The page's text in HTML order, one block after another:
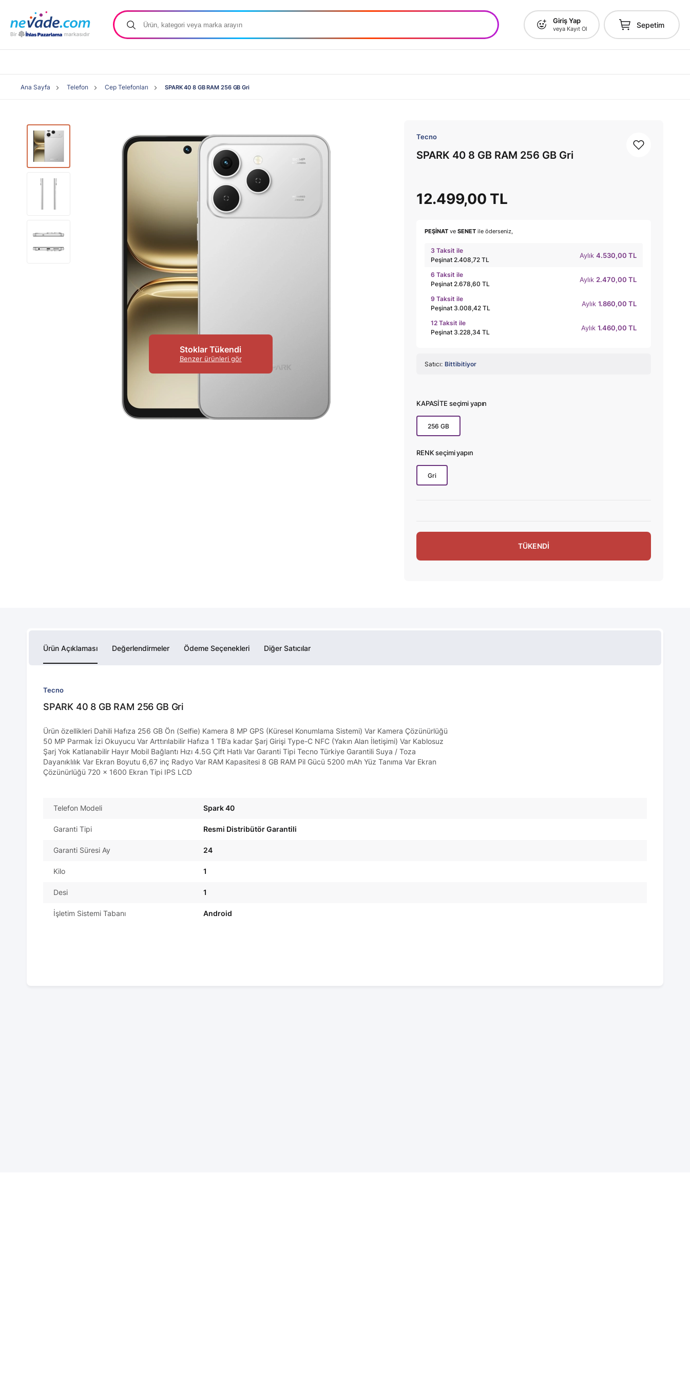
Giriş Yap
veya Kayıt Ol Sepetim
Ana Sayfa Telefon Cep Telefonları SPARK 40 8 GB RAM 256 GB Gri
Stoklar Tükendi
Benzer ürünleri gör
Tecno
SPARK 40 8 GB RAM 256 GB Gri
12.499,00 TL
PEŞİNAT ve SENET ile öderseniz,
3 Taksit ile
Peşinat 2.408,72 TL
Aylık 4.530,00 TL
6 Taksit ile
Peşinat 2.678,60 TL
Aylık 2.470,00 TL
9 Taksit ile
Peşinat 3.008,42 TL
Aylık 1.860,00 TL
12 Taksit ile
Peşinat 3.228,34 TL
Aylık 1.460,00 TL
Satıcı: Bittibitiyor
KAPASİTE seçimi yapın
256 GB
RENK seçimi yapın
Gri
TÜKENDİ
Ürün Açıklaması Değerlendirmeler Ödeme Seçenekleri Diğer Satıcılar
Tecno
SPARK 40 8 GB RAM 256 GB Gri
Ürün özellikleri Dahili Hafıza 256 GB Ön (Selfie) Kamera 8 MP GPS (Küresel Konumlama Sistemi) Var Kamera Çözünürlüğü
50 MP Parmak İzi Okuyucu Var Arttırılabilir Hafıza 1 TB’a kadar Şarj Girişi Type-C NFC (Yakın Alan İletişimi) Var Kablosuz
Şarj Yok Katlanabilir Hayır Mobil Bağlantı Hızı 4.5G Çift Hatlı Var Garanti Tipi Tecno Türkiye Garantili Suya / Toza
Dayanıklılık Var Ekran Boyutu 6,67 inç Radyo Var RAM Kapasitesi 8 GB RAM Pil Gücü 5200 mAh Yüz Tanıma Var Ekran
Çözünürlüğü 720 x 1600 Ekran Tipi IPS LCD
Telefon Modeli Spark 40
Garanti Tipi Resmi Distribütör Garantili
Garanti Süresi Ay 24
Kilo 1
Desi 1
İşletim Sistemi Tabanı Android